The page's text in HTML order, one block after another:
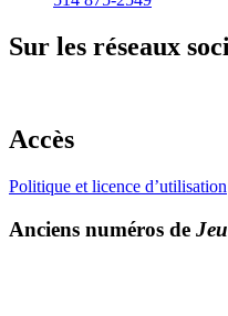
Sur les réseaux
Accès
Politique et licence d’utilisation
Anciens numéros de Jeu